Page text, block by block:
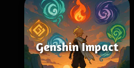
Genshin Impact